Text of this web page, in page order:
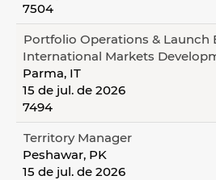
7504
Portfolio Operations & Launch
International Markets
Parma, IT
15 de jul. de 2026
7494
Territory Manager
Peshawar, PK
15 de jul. de 2026